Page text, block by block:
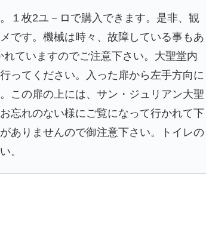
１枚2ユ－ロで購入できます。是非、観
です。機械は時々、故障している事もあ
ていますのでご注意下さい。大聖堂内
ってください。入った扉から左手方向に
この扉の上には、サン・ジュリアン大聖
忘れのない様にご覧になって行かれて下
ありませんので御注意下さい。トイレの
。